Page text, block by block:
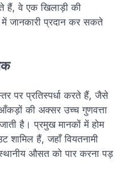
हैं, वे एक खिलाड़ी की
जानकारी प्रदान कर सकते
पर प्रतिस्पर्धा करते हैं, जैसे
की अक्सर उच्च गुणवत्ता
है। प्रमुख मानकों में होम
हैं, जहाँ वियतनामी
औसत को पार करना पड़